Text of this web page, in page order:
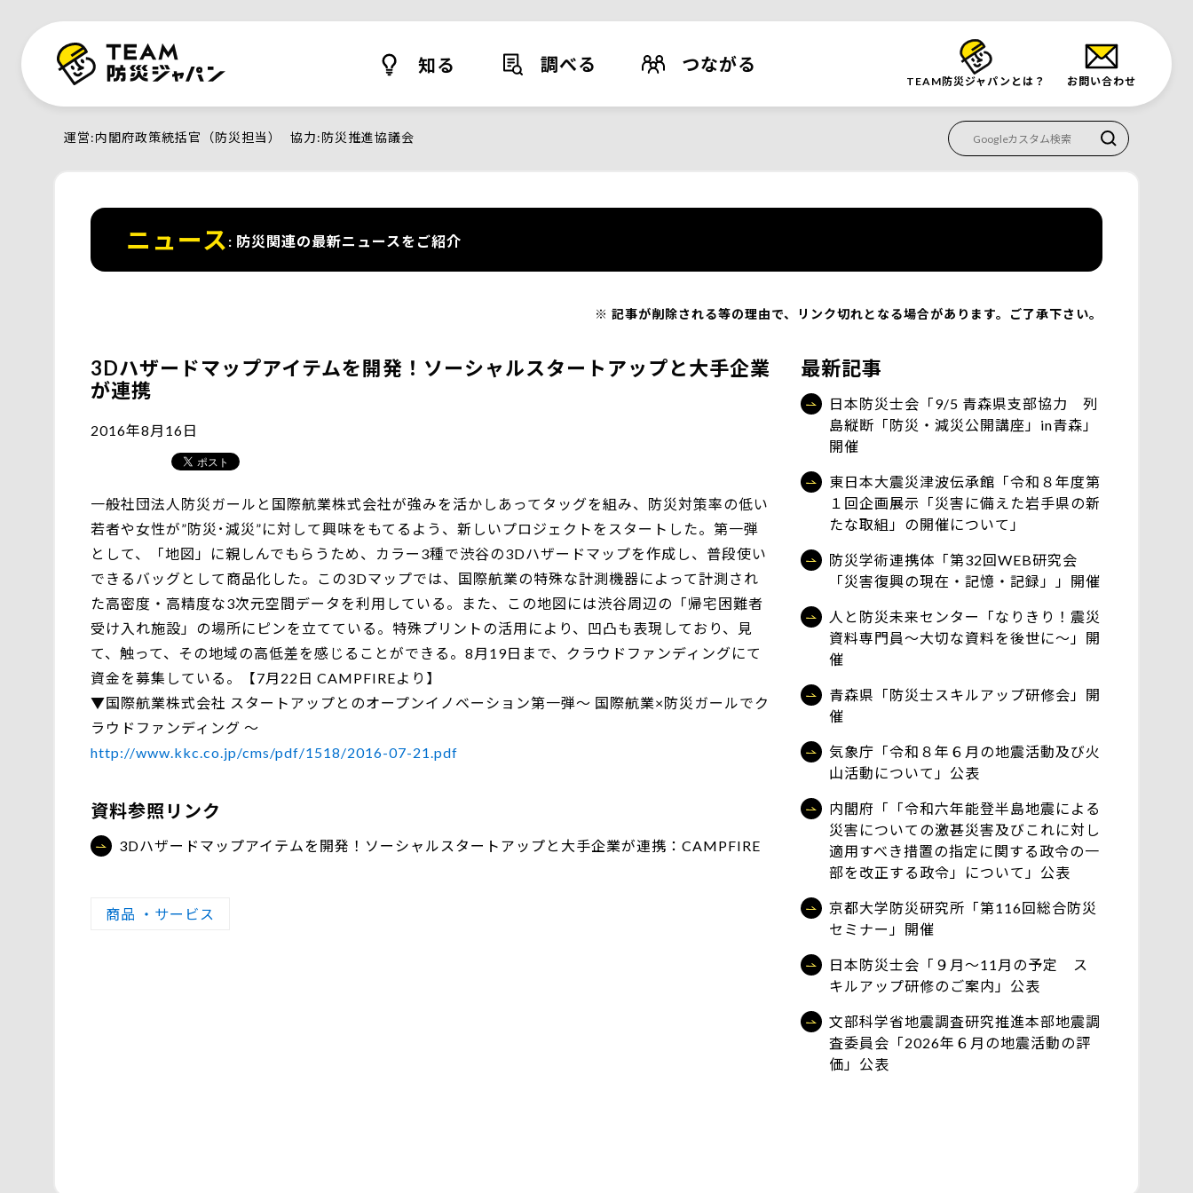
知る 調べる つながる
TEAM防災ジャパンとは？ お問い合わせ
運営 内閣府政策統括官（防災担当） 協力 防災推進協議会
ニュース 防災関連の最新ニュースをご紹介
記事が削除される等の理由で、リンク切れとなる場合があります。ご了承下さい。
3Dハザードマップアイテムを開発！ソーシャルスタートアップと大手企業
が連携
2016年8月16日
一般社団法人防災ガールと国際航業株式会社が強みを活かしあってタッグを組み、防災対策率の低い
若者や女性が”防災･減災”に対して興味をもてるよう、新しいプロジェクトをスタートした。第一弾
として、「地図」に親しんでもらうため、カラー3種で渋谷の3Dハザードマップを作成し、普段使い
できるバッグとして商品化した。この3Dマップでは、国際航業の特殊な計測機器によって計測され
た高密度・高精度な3次元空間データを利用している。また、この地図には渋谷周辺の「帰宅困難者
受け入れ施設」の場所にピンを立てている。特殊プリントの活用により、凹凸も表現しており、見
て、触って、その地域の高低差を感じることができる。8月19日まで、クラウドファンディングにて
資金を募集している。【7月22日 CAMPFIREより】
▼国際航業株式会社 スタートアップとのオープンイノベーション第一弾～ 国際航業×防災ガールでク
ラウドファンディング ～
http://www.kkc.co.jp/cms/pdf/1518/2016-07-21.pdf
資料参照リンク
3Dハザードマップアイテムを開発！ソーシャルスタートアップと大手企業が連携：CAMPFIRE
商品 ・サービス
最新記事
日本防災士会「9/5 青森県支部協力 列
島縦断「防災・減災公開講座」in青森」
開催
東日本大震災津波伝承館「令和８年度第
１回企画展示「災害に備えた岩手県の新
たな取組」の開催について」
防災学術連携体「第32回WEB研究会
「災害復興の現在・記憶・記録」」開催
人と防災未来センター「なりきり！震災
資料専門員～大切な資料を後世に～」開
催
青森県「防災士スキルアップ研修会」開
催
気象庁「令和８年６月の地震活動及び火
山活動について」公表
内閣府「「令和六年能登半島地震による
災害についての激甚災害及びこれに対し
適用すべき措置の指定に関する政令の一
部を改正する政令」について」公表
京都大学防災研究所「第116回総合防災
セミナー」開催
日本防災士会「９月～11月の予定 ス
キルアップ研修のご案内」公表
文部科学省地震調査研究推進本部地震調
査委員会「2026年６月の地震活動の評
価」公表